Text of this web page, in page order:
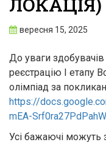
вересня 15, 2025
До уваги здобувачів
реєстрацію І етапу
олімпіад за
https://
mEA-
Усі бажаючі можуть